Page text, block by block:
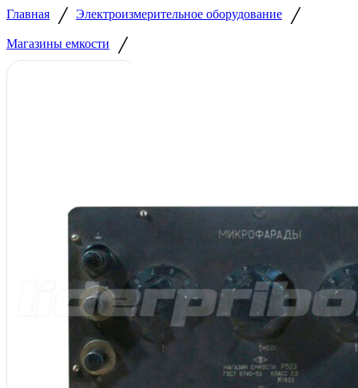
Главная / Электроизмерительное оборудование /
Магазины емкости /